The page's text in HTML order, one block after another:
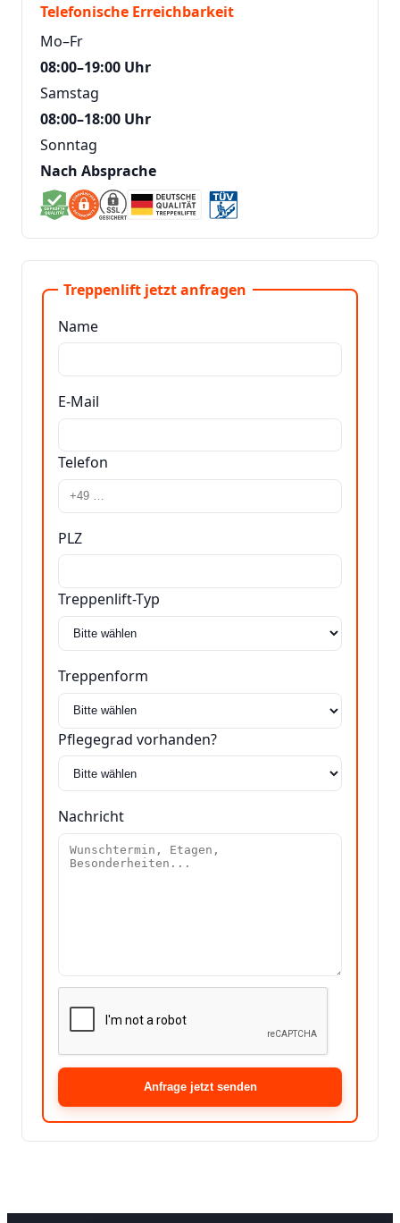
Telefonische Erreichbarkeit
Mo–Fr
08:00–19:00 Uhr
Samstag
08:00–18:00 Uhr
Sonntag
Nach Absprache
Treppenlift jetzt anfragen
Name
E-Mail
Telefon
PLZ
Treppenlift-Typ
Treppenform
Pflegegrad vorhanden?
Nachricht
Anfrage jetzt senden